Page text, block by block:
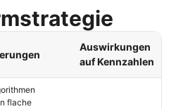
Auswirkungen
auf Kennzahlen
flache